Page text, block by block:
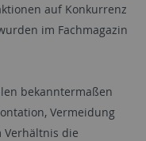
auf Konkurrenz
im Fachmagazin
bekanntermaßen
Vermeidung
Verhältnis die